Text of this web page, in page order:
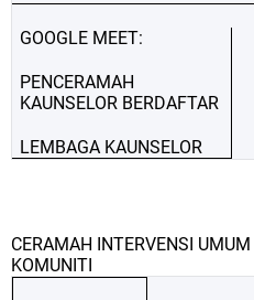
GOOGLE MEET:
PENCERAMAH
KAUNSELOR BERDAFTAR
LEMBAGA KAUNSELOR
CERAMAH INTERVENSI
KOMUNITI